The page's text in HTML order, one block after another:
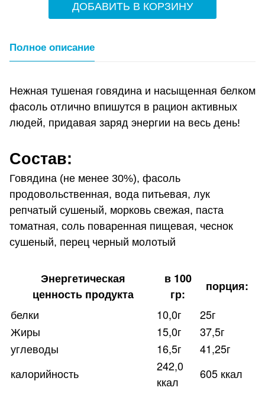
ДОБАВИТЬ В КОРЗИНУ
Полное описание
Нежная тушеная говядина и насыщенная белком
фасоль отлично впишутся в рацион активных
людей, придавая заряд энергии на весь день!
Состав:
Говядина (не менее 30%), фасоль
продовольственная, вода питьевая, лук
репчатый сушеный, морковь свежая, паста
томатная, соль поваренная пищевая, чеснок
сушеный, перец черный молотый
Энергетическая
ценность продукта
в 100
гр:
порция:
белки
10,0г
25г
Жиры
15,0г
37,5г
углеводы
16,5г
41,25г
калорийность
242,0
ккал
605 ккал